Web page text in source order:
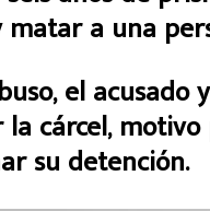
a una
el
cárcel,
su detención.